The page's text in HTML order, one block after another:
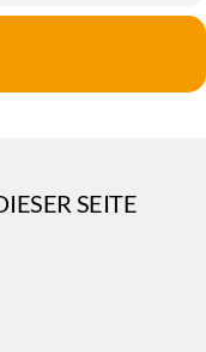
SEITE